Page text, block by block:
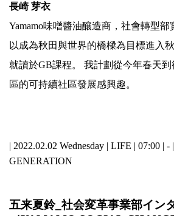
長崎 芽衣
Yamamo味噌醬油釀造商，社會轉型部
以成為秋田與世界的橋樑為目標進入
就讀於GB課程。 我計劃從今年春天
區的可持續社區發展感興趣。
| 2022.02.02 Wednesday | LIFE | 07:00 | -
GENERATION
五来夏鈴_社会変革事業部イン